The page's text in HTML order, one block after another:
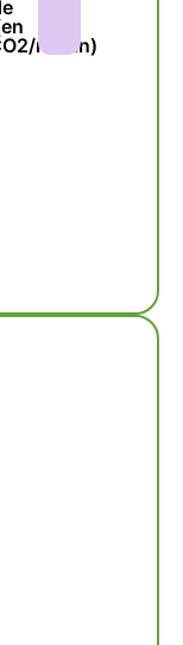
m²/an)